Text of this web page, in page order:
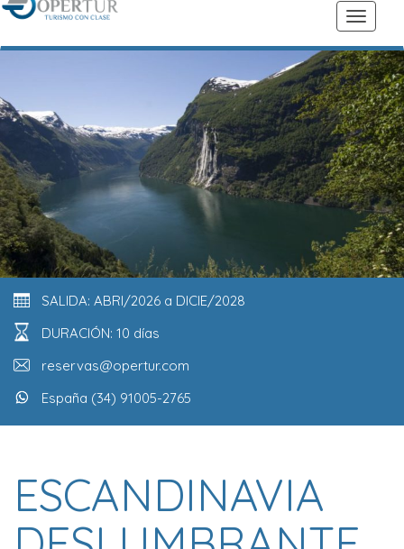
SALIDA: ABRI/2026 a DICIE/2028
DURACIÓN: 10 días
reservas@opertur.com
España (34) 91005-2765
ESCANDINAVIA